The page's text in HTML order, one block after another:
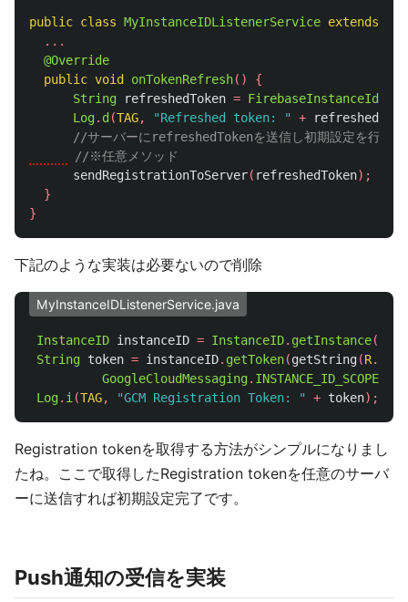
public class MyInstanceIDListenerService extends
...
@Override
public void onTokenRefresh()
{
String
refreshedToken = FirebaseInstanceId
Log. d (TAG, "Refreshed token: " +
//サーバーにrefreshedTokenを送信し初期設定を行う
//※任意メソッド
sendRegistrationToServer( refreshedToken);
}
}
下記のような実装は必要ないので削除
MyInstanceIDListenerService.java
InstanceID instanceID = InstanceID. getInstance(
String token = instanceID. getToken(getString(R.
GoogleCloudMessaging. INSTANCE_ID_SCOPE
Log. i (TAG, "GCM Registration Token: " + token);
Registration tokenを取得する方法がシンプルになりまし
たね。ここで取得したRegistration tokenを任意のサーバ
ーに送信すれば初期設定完了です。
Push通知の受信を実装